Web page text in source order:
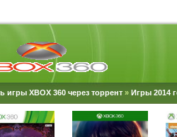
игры XBOX 360 через торрент» Игры 2014